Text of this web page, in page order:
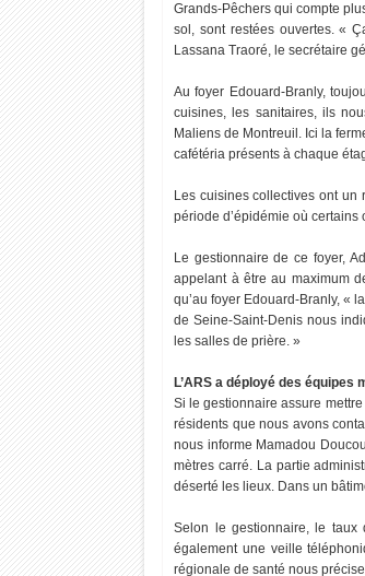
Grands-Pêchers qui compte
sol, sont restées ouvertes. «
Lassana Traoré, le secrétaire
Au foyer Edouard-Branly,
cuisines, les sanitaires, ils
Maliens de Montreuil. Ici la
cafétéria présents à chaque
Les cuisines collectives ont un
période d’épidémie où certains
Le gestionnaire de ce foyer,
appelant à être au maximum
qu’au foyer Edouard-Branly, «
de Seine-Saint-Denis nous
les salles de prière. »
L’ARS a déployé des équipes
Si le gestionnaire assure
résidents que nous avons
nous informe Mamadou
mètres carré. La partie
déserté les lieux. Dans un
Selon le gestionnaire, le taux
également une veille
régionale de santé nous